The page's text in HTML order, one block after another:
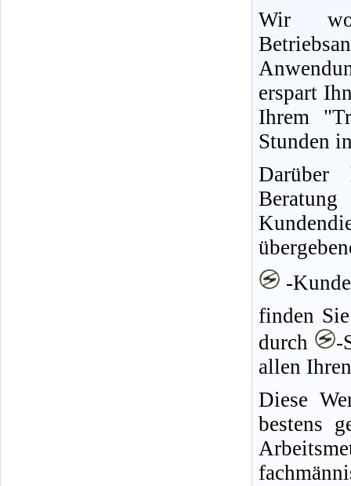
Wir
erspart
Ihrem
Stunden
Darüber
-
finden
durch
-
allen
Diese
bestens